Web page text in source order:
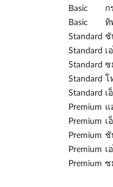
Basic
ก
Basic
ทิ
Standard ชั
Standard เ
Standard ซ
Standard โ
Standard เ
Premium แ
Premium เ
Premium ชั
Premium เ
Premium ซ